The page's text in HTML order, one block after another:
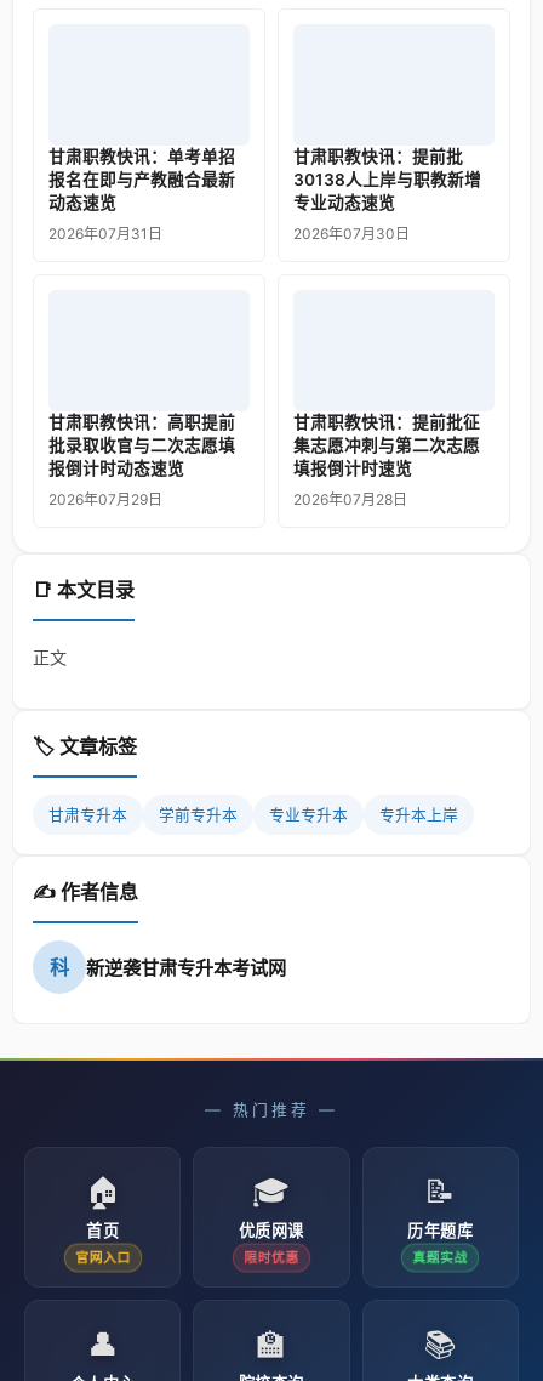
📑 本文目录
正文
🏷️ 文章标签
甘肃专升本 学前专升本 专业专升本 专升本上岸
✍️ 作者信息
科 新逆袭甘肃专升本考试网
甘肃职教快讯：单考单招
报名在即与产教融合最新
动态速览
2026年07月31日
甘肃职教快讯：提前批
30138人上岸与职教新增
专业动态速览
2026年07月30日
甘肃职教快讯：高职提前
批录取收官与二次志愿填
报倒计时动态速览
2026年07月29日
甘肃职教快讯：提前批征
集志愿冲刺与第二次志愿
填报倒计时速览
2026年07月28日
— 热门推荐 —
🏠
首页
官网入口
🎓
优质网课
限时优惠
📝
历年题库
真题实战
👤 🏫 📚